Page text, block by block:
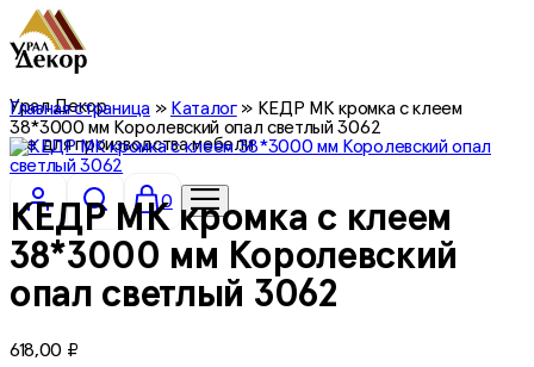
Урал Декор
все для производства мебели
0
Главная страница» Каталог» КЕДР МК кромка с клеем
38*3000 мм Королевский опал светлый 3062
КЕДР МК кромка с клеем
38*3000 мм Королевский
опал светлый 3062
618,00 ₽